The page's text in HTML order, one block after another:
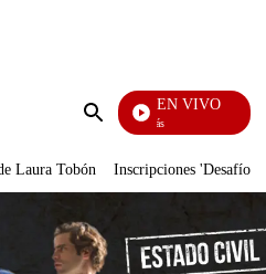
Enviar
EN VIVO
También Caerás
Laura Tobón Inscripciones 'Desafío'